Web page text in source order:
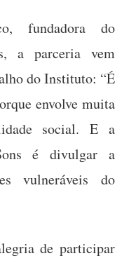
fundadora do
a parceria vem
do Instituto: “É
envolve muita
social. E a
é divulgar a
vulneráveis do
de participar